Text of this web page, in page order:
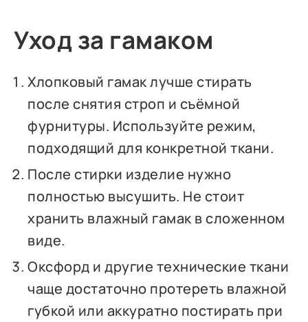
Уход за гамаком
Хлопковый гамак лучше стирать
после снятия строп и съёмной
фурнитуры. Используйте режим,
подходящий для конкретной ткани.
После стирки изделие нужно
полностью высушить. Не стоит
хранить влажный гамак в сложенном
виде.
Оксфорд и другие технические ткани
чаще достаточно протереть влажной
губкой или аккуратно постирать при